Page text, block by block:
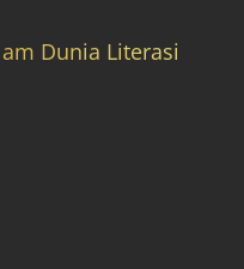
Dunia Literasi